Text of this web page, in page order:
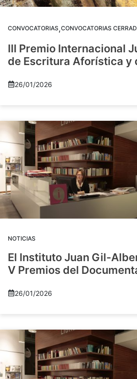
CONVOCATORIAS,CONVOCATORIAS
III Premio Internacional
de Escritura Aforística y
26/01/2026
NOTICIAS
El Instituto Juan Gil-
V Premios del
26/01/2026